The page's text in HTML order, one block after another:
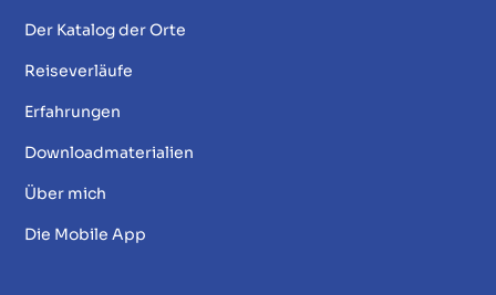
Der Katalog der Orte
Reiseverläufe
Erfahrungen
Downloadmaterialien
Über mich
Die Mobile App